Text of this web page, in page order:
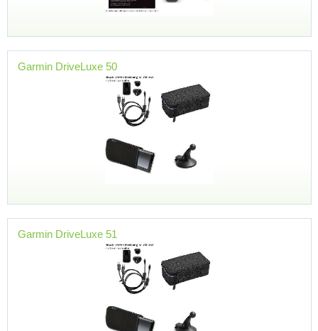
Garmin DriveLuxe 50
Garmin DriveLuxe 51